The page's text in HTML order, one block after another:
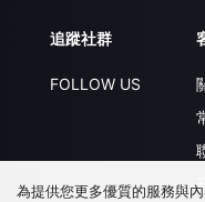
追蹤社群
FOLLOW US
為提供您更多優質的服務與